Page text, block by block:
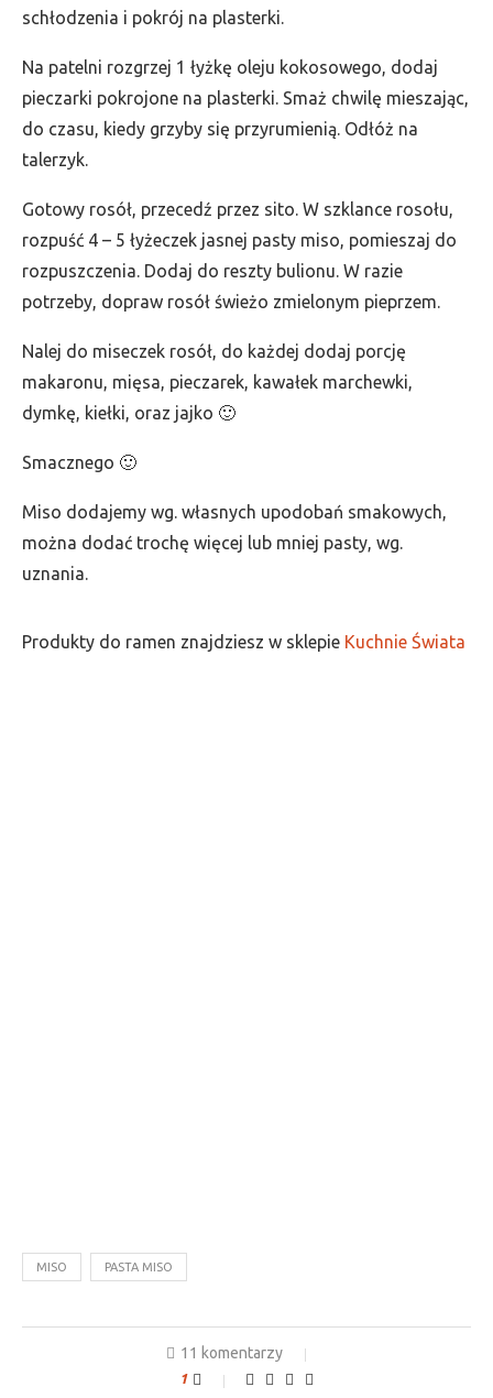
schłodzenia i pokrój na plasterki.
Na patelni rozgrzej 1 łyżkę oleju kokosowego, dodaj
pieczarki pokrojone na plasterki. Smaż chwilę mieszając,
do czasu, kiedy grzyby się przyrumienią. Odłóż na
talerzyk.
Gotowy rosół, przecedź przez sito. W szklance rosołu,
rozpuść 4 – 5 łyżeczek jasnej pasty miso, pomieszaj do
rozpuszczenia. Dodaj do reszty bulionu. W razie
potrzeby, dopraw rosół świeżo zmielonym pieprzem.
Nalej do miseczek rosół, do każdej dodaj porcję
makaronu, mięsa, pieczarek, kawałek marchewki,
dymkę, kiełki, oraz jajko 🙂
Smacznego 🙂
Miso dodajemy wg. własnych upodobań smakowych,
można dodać trochę więcej lub mniej pasty, wg.
uznania.
Produkty do ramen znajdziesz w sklepie Kuchnie Świata
MISO PASTA MISO
11 komentarzy
1